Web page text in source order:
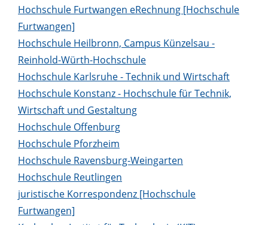
Hochschule Furtwangen eRechnung [Hochschule
Furtwangen]
Hochschule Heilbronn, Campus Künzelsau -
Reinhold-Würth-Hochschule
Hochschule Karlsruhe - Technik und Wirtschaft
Hochschule Konstanz - Hochschule für Technik,
Wirtschaft und Gestaltung
Hochschule Offenburg
Hochschule Pforzheim
Hochschule Ravensburg-Weingarten
Hochschule Reutlingen
juristische Korrespondenz [Hochschule
Furtwangen]